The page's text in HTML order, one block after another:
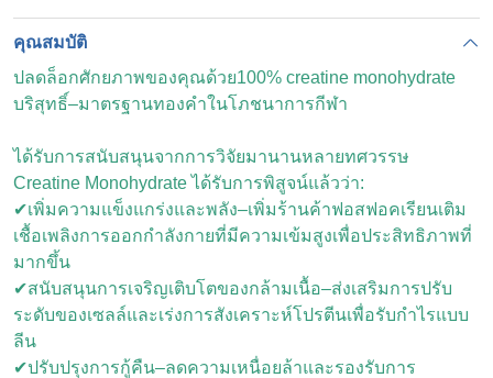
คุณสมบัติ
ปลดล็อกศักยภาพของคุณด้วย100% creatine monohydrate
บริสุทธิ์–มาตรฐานทองคำในโภชนาการกีฬา
ได้รับการสนับสนุนจากการวิจัยมานานหลายทศวรรษ
Creatine Monohydrate ได้รับการพิสูจน์แล้วว่า:
✔เพิ่มความแข็งแกร่งและพลัง–เพิ่มร้านค้าฟอสฟอคเรียนเติม
เชื้อเพลิงการออกกำลังกายที่มีความเข้มสูงเพื่อประสิทธิภาพที่
มากขึ้น
✔สนับสนุนการเจริญเติบโตของกล้ามเนื้อ–ส่งเสริมการปรับ
ระดับของเซลล์และเร่งการสังเคราะห์โปรตีนเพื่อรับกำไรแบบ
ลีน
✔ปรับปรุงการกู้คืน–ลดความเหนื่อยล้าและรองรับการ